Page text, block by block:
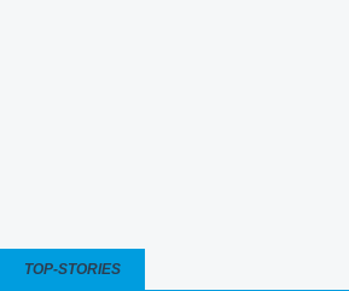
TOP-STORIES